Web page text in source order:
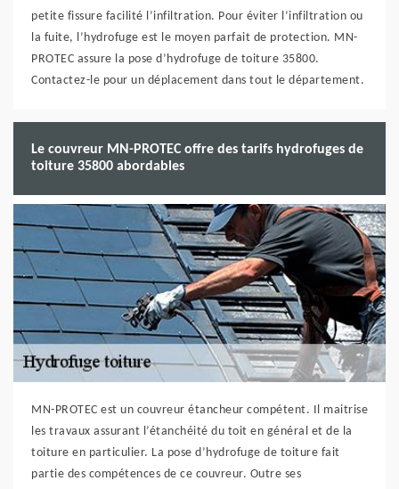
petite fissure facilité l’infiltration. Pour éviter l’infiltration ou
la fuite, l’hydrofuge est le moyen parfait de protection. MN-
PROTEC assure la pose d’hydrofuge de toiture 35800.
Contactez-le pour un déplacement dans tout le département.
Le couvreur MN-PROTEC offre des tarifs hydrofuges de
toiture 35800 abordables
MN-PROTEC est un couvreur étancheur compétent. Il maitrise
les travaux assurant l’étanchéité du toit en général et de la
toiture en particulier. La pose d’hydrofuge de toiture fait
partie des compétences de ce couvreur. Outre ses